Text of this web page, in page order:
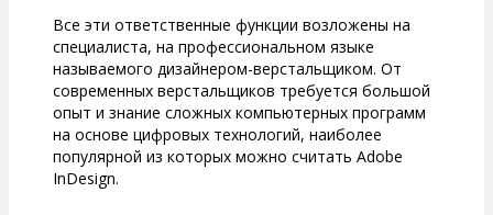
Все эти ответственные функции возложены на
специалиста, на профессиональном языке
называемого дизайнером-верстальщиком. От
современных верстальщиков требуется большой
опыт и знание сложных компьютерных программ
на основе цифровых технологий, наиболее
популярной из которых можно считать Adobe
InDesign.